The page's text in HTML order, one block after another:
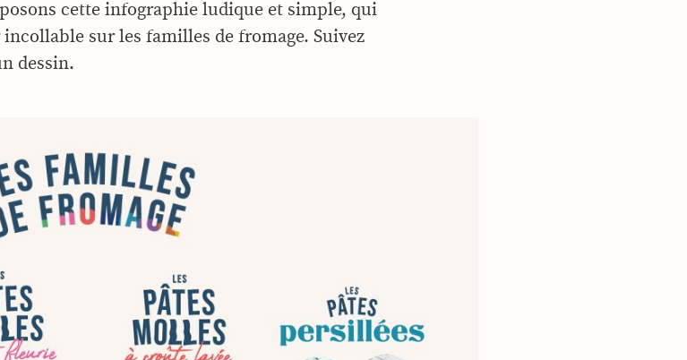
cette infographie ludique et simple, qui
sur les familles de fromage. Suivez
dessin.